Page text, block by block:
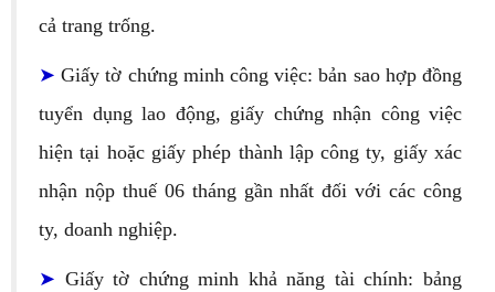
cả trang trống.
➤Giấy tờ chứng minh công việc: bản sao hợp đồng
tuyển dụng lao động, giấy chứng nhận công việc
hiện tại hoặc giấy phép thành lập công ty, giấy xác
nhận nộp thuế 06 tháng gần nhất đối với các công
ty, doanh nghiệp.
➤ Giấy tờ chứng minh khả năng tài chính: bảng